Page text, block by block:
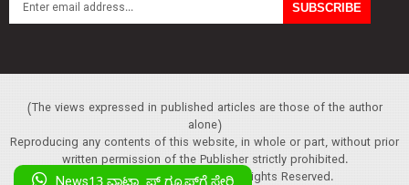
(The views expressed in published articles are those of the author
alone)
Reproducing any contents of this website, in whole or part, without prior
written permission of the Publisher strictly prohibited.
Copyright :© 2013 News13. All Rights Reserved.